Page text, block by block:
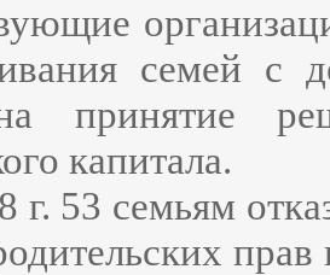
семей с
принятие
капитала.
г. 53 семьям